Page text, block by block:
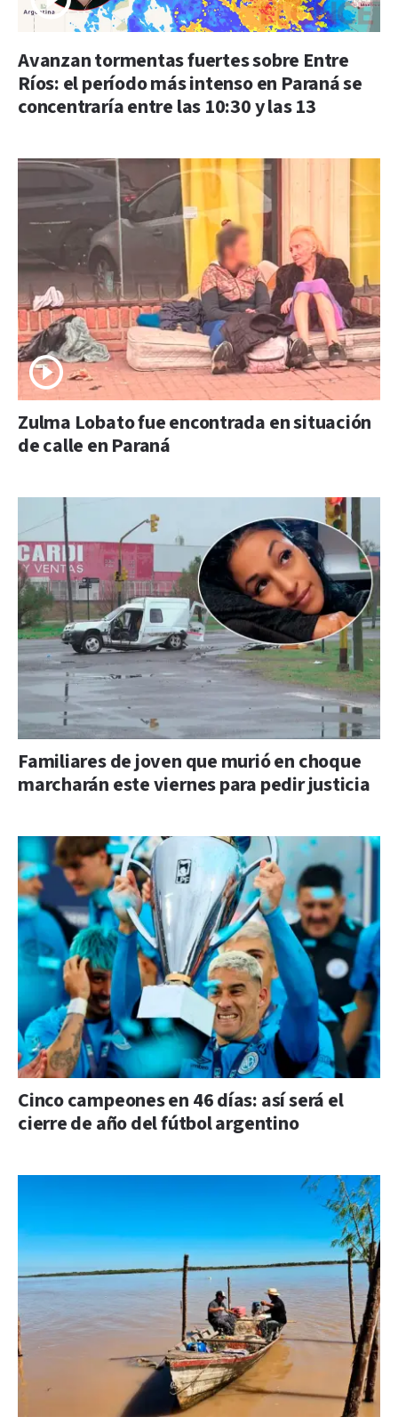
Avanzan tormentas fuertes sobre Entre
Ríos: el período más intenso en Paraná se
concentraría entre las 10:30 y las 13
Zulma Lobato fue encontrada en situación
de calle en Paraná
Familiares de joven que murió en choque
marcharán este viernes para pedir justicia
Cinco campeones en 46 días: así será el
cierre de año del fútbol argentino